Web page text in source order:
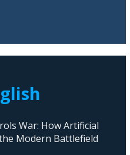
War: How Artificial
Modern Battlefield